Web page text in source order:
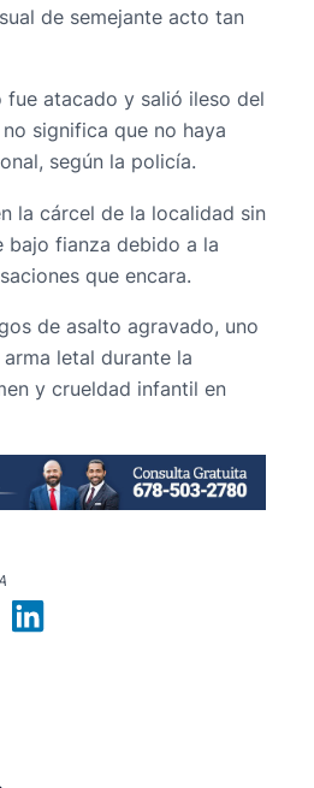
de semejante acto tan
fue atacado y salió ileso del
significa que no haya
según la policía.
la cárcel de la localidad sin
bajo fianza debido a la
que encara.
de asalto agravado, uno
letal durante la
y crueldad infantil en